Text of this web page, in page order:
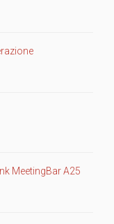
MeetingBar A25